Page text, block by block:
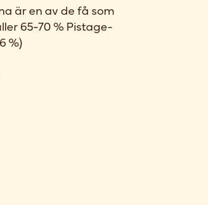
är en av de få som
65-70 % Pistage-
%)